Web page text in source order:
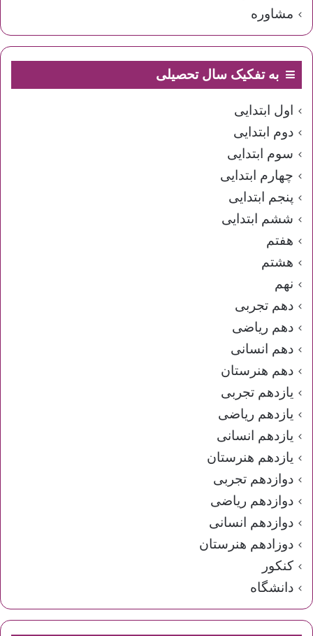
مشاوره
به تفکیک سال تحصیلی
اول ابتدایی
دوم ابتدایی
سوم ابتدایی
چهارم ابتدایی
پنجم ابتدایی
ششم ابتدایی
هفتم
هشتم
نهم
دهم تجربی
دهم ریاضی
دهم انسانی
دهم هنرستان
یازدهم تجربی
یازدهم ریاضی
یازدهم انسانی
یازدهم هنرستان
دوازدهم تجربی
دوازدهم ریاضی
دوازدهم انسانی
دوزادهم هنرستان
کنکور
دانشگاه